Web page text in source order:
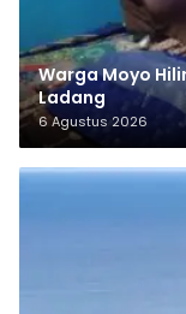
Warga Moyo
Ladang
6 Agustus 2026